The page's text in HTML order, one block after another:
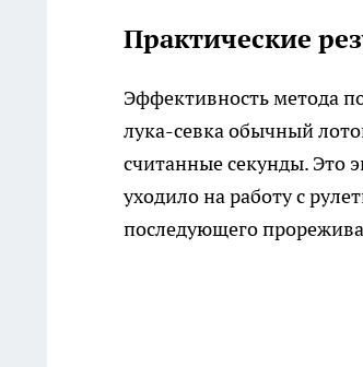
Практические
Эффективность метода
лука-севка обычный
считанные секунды. Это
уходило на работу с
последующего